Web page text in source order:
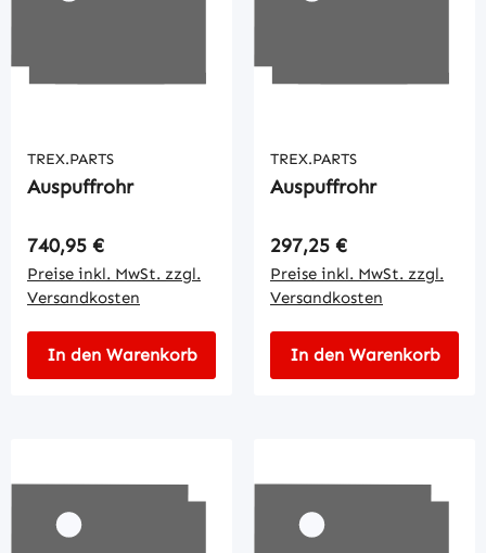
TREX.PARTS
Auspuffrohr
Regulärer Preis:
740,95 €
Preise inkl. MwSt. zzgl.
Versandkosten
In den Warenkorb
TREX.PARTS
Auspuffrohr
Regulärer Preis:
297,25 €
Preise inkl. MwSt. zzgl.
Versandkosten
In den Warenkorb